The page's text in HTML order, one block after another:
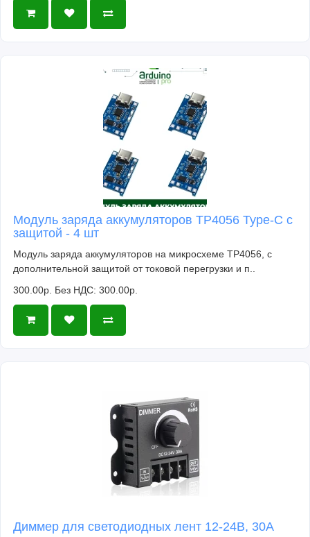
Модуль заряда аккумуляторов TP4056 Type-C с
защитой - 4 шт
Модуль заряда аккумуляторов на микросхеме TP4056, с
дополнительной защитой от токовой перегрузки и п..
300.00р. Без НДС: 300.00р.
Диммер для светодиодных лент 12-24В, 30А